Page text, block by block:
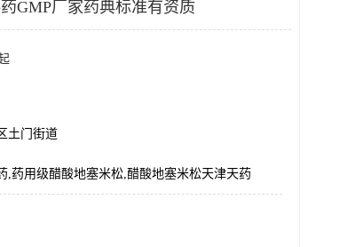
GMP厂家药典标准有资质
土门街道
,药用级醋酸地塞米松,醋酸地塞米松天津天药